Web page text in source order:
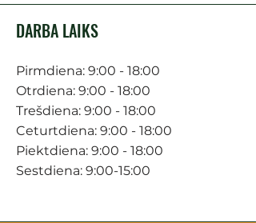
DARBA LAIKS
Pirmdiena: 9:00 - 18:00
Otrdiena: 9:00 - 18:00
Trešdiena: 9:00 - 18:00
Ceturtdiena: 9:00 - 18:00
Piektdiena: 9:00 - 18:00
Sestdiena: 9:00-15:00